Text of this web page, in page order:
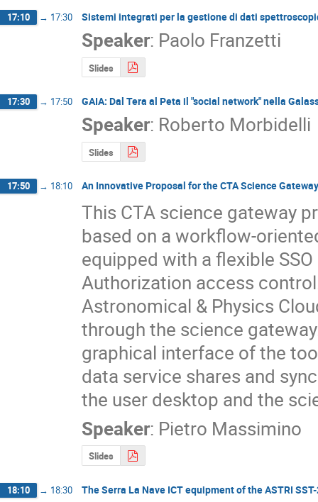
17:10 → 17:30 Sistemi integrati per la gestione di dati
Speaker: Paolo Franzetti
Slides
17:30 → 17:50 GAIA: Dal Tera al Peta il "social network" nella
Speaker: Roberto Morbidelli
Slides
17:50 → 18:10 An Innovative Proposal for the CTA Science Gateway
This CTA science gateway
based on a workflow-
equipped with a flexible
Authorization access
Astronomical & Physics
through the science
graphical interface of the
data service shares and
the user desktop and the
Speaker: Pietro Massimino
Slides
18:10 → 18:30 The Serra La Nave ICT equipment of the ASTRI